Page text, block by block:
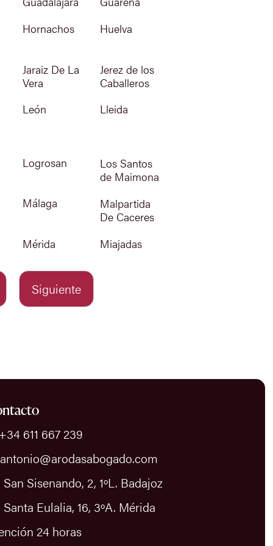
Hornachos
Huelva
Jaraiz De La
Vera
Jerez de los
Caballeros
León
Lleida
Logrosan
Los Santos
de Maimona
Málaga
Malpartida
De Caceres
Mérida
Miajadas
Siguiente
611 667 239
Sisenando, 2, 1ºL. Badajoz
Eulalia, 16, 3ºA. Mérida
24 horas